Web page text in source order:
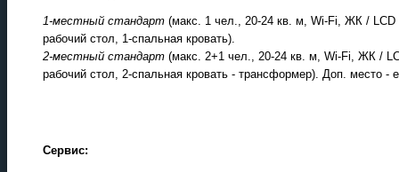
1-местный стандарт (макс. 1 чел., 20-24 кв. м, Wi-Fi, ЖК / LCD
рабочий стол, 1-спальная кровать).
2-местный стандарт (макс. 2+1 чел., 20-24 кв. м, Wi-Fi, ЖК /
рабочий стол, 2-спальная кровать - трансформер). Доп. место -
Сервис: